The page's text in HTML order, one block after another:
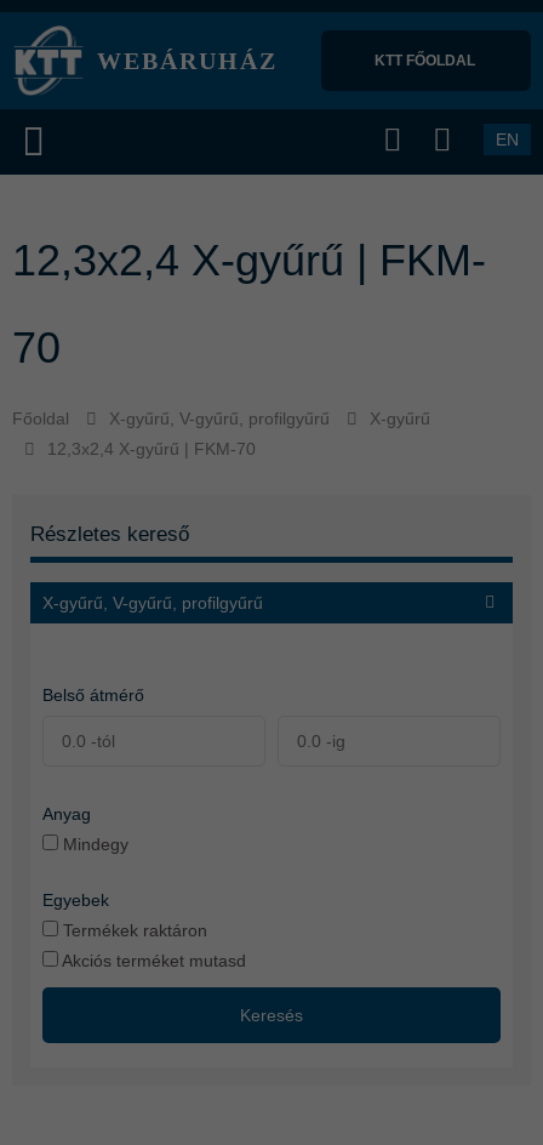
WEBÁRUHÁZ KTT FŐOLDAL
EN
12,3x2,4 X-gyűrű | FKM-
70
Főoldal X-gyűrű, V-gyűrű, profilgyűrű
X-gyűrű
12,3x2,4 X-gyűrű | FKM-70
Részletes kereső
X-gyűrű, V-gyűrű, profilgyűrű
Belső átmérő
Anyag
Mindegy
Egyebek
Termékek raktáron
Akciós terméket mutasd
Keresés